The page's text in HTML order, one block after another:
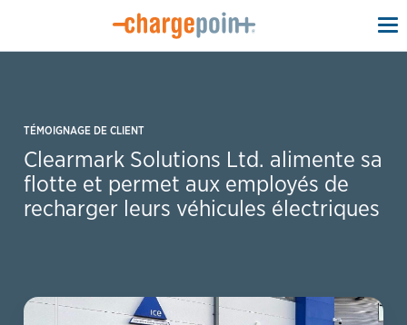
TÉMOIGNAGE DE CLIENT
Clearmark Solutions Ltd. alimente sa
flotte et permet aux employés de
recharger leurs véhicules électriques